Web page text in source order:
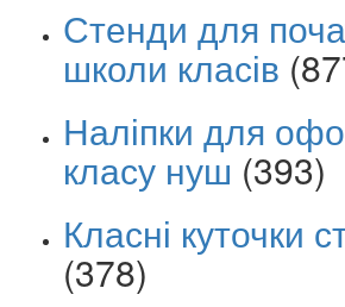
Стенди для
школи класів
Наліпки для
класу нуш (393)
Класні куточки
(378)